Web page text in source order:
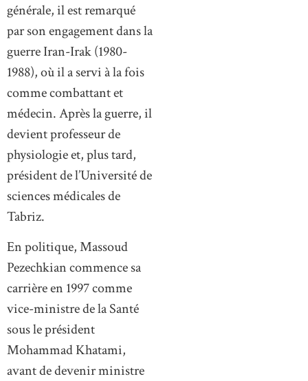
générale, il est remarqué
par son engagement dans la
guerre Iran-Irak (1980-
1988), où il a servi à la fois
comme combattant et
médecin. Après la guerre, il
devient professeur de
physiologie et, plus tard,
président de l’Université de
sciences médicales de
Tabriz.
En politique, Massoud
Pezechkian commence sa
carrière en 1997 comme
vice-ministre de la Santé
sous le président
Mohammad Khatami,
avant de devenir ministre